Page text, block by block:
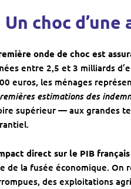
Un choc
onde de choc est
entre 2,5 et 3 milliards
euros, les ménages
estimations des
supérieur — aux grandes
direct sur le PIB français
de la fusée économique. On
des exploitations